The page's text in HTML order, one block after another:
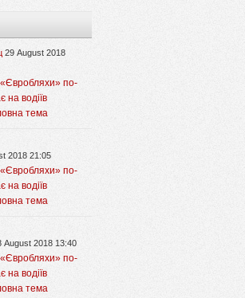
29 August 2018
по-
на водіїв
тема
2018 21:05
по-
на водіїв
тема
August 2018 13:40
по-
на водіїв
тема